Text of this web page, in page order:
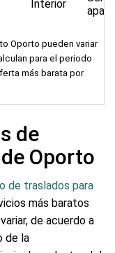
Interior
Oporto pueden variar
para el periodo
más barata por
de
Oporto
de traslados para
más baratos
de acuerdo a
de la